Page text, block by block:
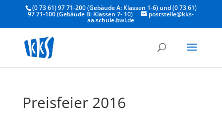
(0 73 61) 97 71-200 (Gebäude A: Klassen 1-6) und (0 73 61)
97 71-100 (Gebäude B: Klassen 7- 10) poststelle@kks-
aa.schule.bwl.de
Preisfeier 2016